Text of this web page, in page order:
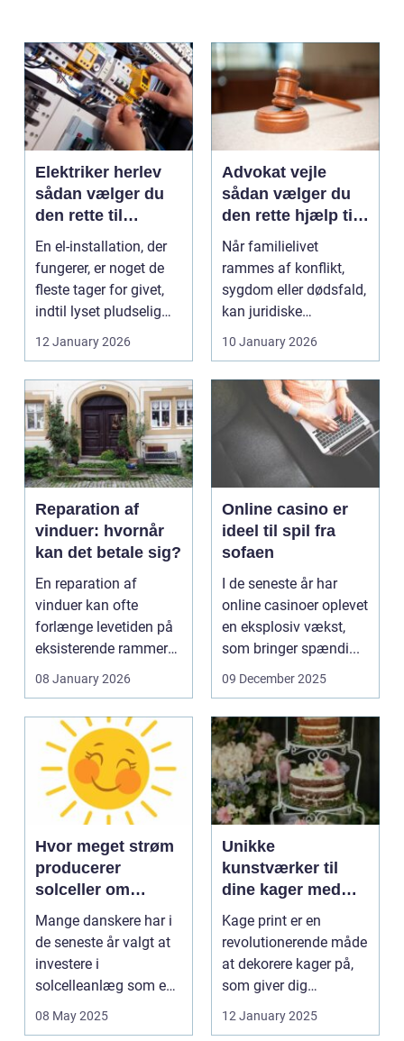
Elektriker herlev
sådan vælger du
den rette til
opgaven
En el-installation, der
fungerer, er noget de
fleste tager for givet,
indtil lyset pludselig
12 January 2026
Advokat vejle
sådan vælger du
den rette hjælp til
familien
Når familielivet
rammes af konflikt,
sygdom eller dødsfald,
kan juridiske
vokse si...
10 January 2026
Reparation af
vinduer: hvornår
kan det betale sig?
En reparation af
vinduer kan ofte
forlænge levetiden på
eksisterende rammer
08 January 2026
Online casino er
ideel til spil fra
sofaen
I de seneste år har
online casinoer oplevet
en eksplosiv vækst,
som bringer spændi...
09 December 2025
Hvor meget strøm
producerer
solceller om
vinteren?
Mange danskere har i
de seneste år valgt at
investere i
solcelleanlæg som en
08 May 2025
Unikke
kunstværker til
dine kager med
kage print
Kage print er en
revolutionerende måde
at dekorere kager på,
som giver dig
12 January 2025